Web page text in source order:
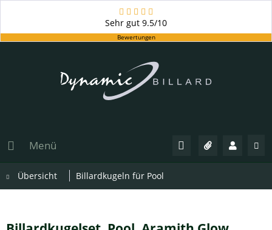
Sehr gut 9.5/10
Bewertungen
Menü
Übersicht Billardkugeln für Pool